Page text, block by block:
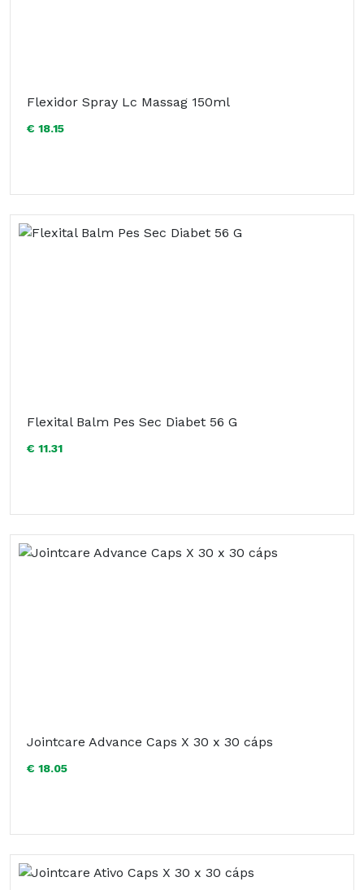
Flexidor Spray Lc Massag 150ml
€ 18.15
Flexital Balm Pes Sec Diabet 56 G
€ 11.31
Jointcare Advance Caps X 30 x 30 cáps
€ 18.05